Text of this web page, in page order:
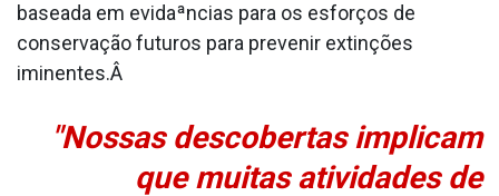
baseada em evidaªncias para os esforços de
conservação futuros para prevenir extinções
iminentes.Â
"Nossas descobertas implicam
que muitas atividades de